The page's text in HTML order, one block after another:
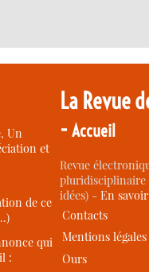
Un
et
de ce
qui
:
La Revue
-Accueil
Revue
idées) -En
Contacts
Mentions légales
Ours